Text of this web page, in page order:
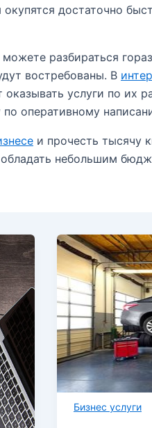
достаточно
разбираться
востребованы. В
услуги по их
оперативному
и прочесть тысячу
небольшим
Бизнес услуги